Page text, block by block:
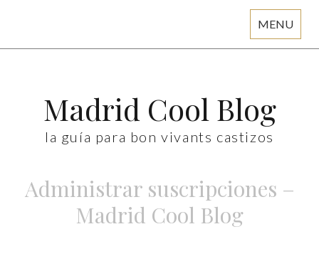
MENU
Madrid Cool Blog
la guía para bon vivants castizos
Administrar suscripciones –
Madrid Cool Blog